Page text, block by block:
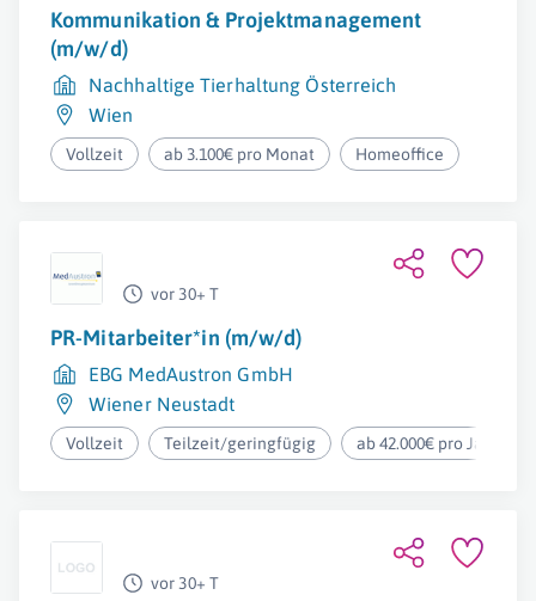
Kommunikation & Projektmanagement
(m/w/d)
Nachhaltige Tierhaltung Österreich
Wien
Vollzeit ab 3.100€ pro Monat Homeoffice
vor 30+ T
PR-Mitarbeiter*in (m/w/d)
EBG MedAustron GmbH
Wiener Neustadt
Vollzeit Teilzeit/geringfügig ab 42.000€ pro Jahr
vor 30+ T